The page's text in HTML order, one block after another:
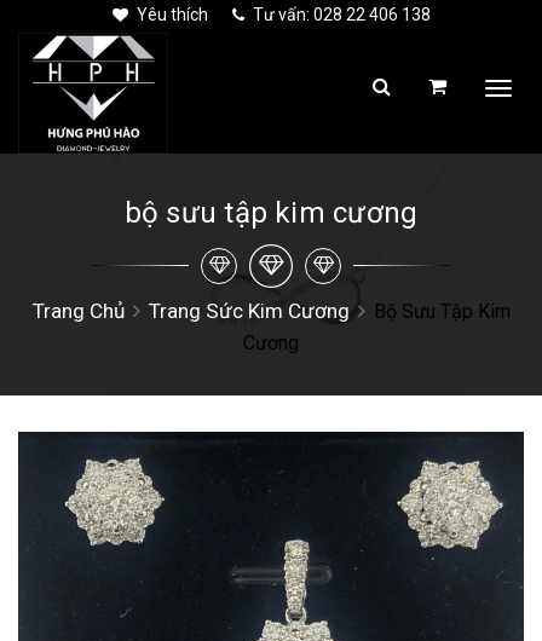
Yêu thích Tư vấn: 028 22 406 138
bộ sưu tập kim cương
Trang Chủ Trang Sức Kim Cương
Bộ Sưu Tập Kim
Cương